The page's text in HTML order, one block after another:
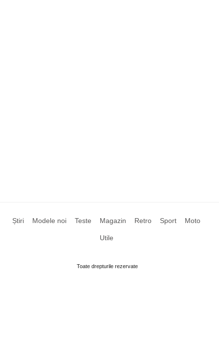
Știri Modele noi Teste Magazin Retro Sport Moto
Utile
Toate drepturile rezervate